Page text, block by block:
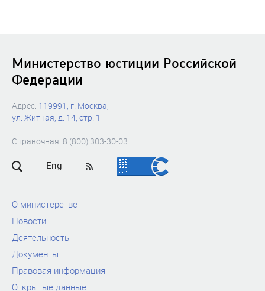
Министерство юстиции Российской
Федерации
Адрес: 119991, г. Москва,
ул. Житная, д. 14, стр. 1
Справочная: 8 (800) 303-30-03
Eng
О министерстве
Новости
Деятельность
Документы
Правовая информация
Открытые данные